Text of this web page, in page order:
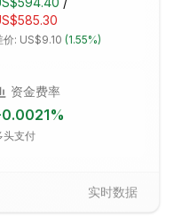
价: US$9.10 (1.55%)
资金费率
0.0021%
头支付
实时数据